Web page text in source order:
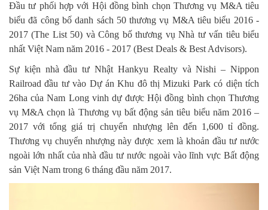
t
o
Đầu tư phối hợp với Hội đồng bình chọn Thương vụ M&A tiêu
biểu đã công bố danh sách 50 thương vụ M&A tiêu biểu 2016 -
2017 (The List 50) và Công bố thương vụ Nhà tư vấn tiêu biểu
nhất Việt Nam năm 2016 - 2017 (Best Deals & Best Advisors).
Sự kiện nhà đầu tư Nhật Hankyu Realty và Nishi – Nippon
Railroad đầu tư vào Dự án Khu đô thị Mizuki Park có diện tích
26ha của Nam Long vinh dự được Hội đồng bình chọn Thương
vụ M&A chọn là Thương vụ bất động sản tiêu biểu năm 2016 –
2017 với tổng giá trị chuyển nhượng lên đến 1,600 tỉ đồng.
Thương vụ chuyển nhượng này được xem là khoản đầu tư nước
ngoài lớn nhất của nhà đầu tư nước ngoài vào lĩnh vực Bất động
sản Việt Nam trong 6 tháng đầu năm 2017.